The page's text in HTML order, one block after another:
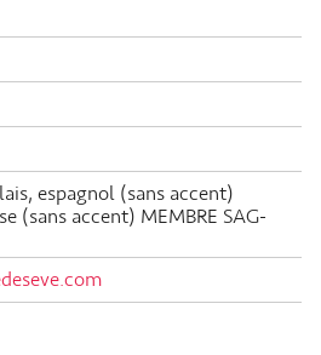
espagnol (sans accent)
(sans accent) MEMBRE SAG-